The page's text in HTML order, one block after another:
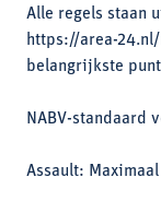
Alle regels staan
https://area-
belangrijkste
NABV-standaard
Assault: